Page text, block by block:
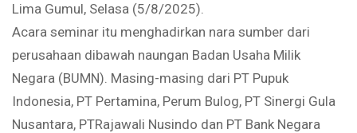
Lima Gumul, Selasa (5/8/2025).
Acara seminar itu menghadirkan nara sumber dari
perusahaan dibawah naungan Badan Usaha Milik
Negara (BUMN). Masing-masing dari PT Pupuk
Indonesia, PT Pertamina, Perum Bulog, PT Sinergi Gula
Nusantara, PTRajawali Nusindo dan PT Bank Negara